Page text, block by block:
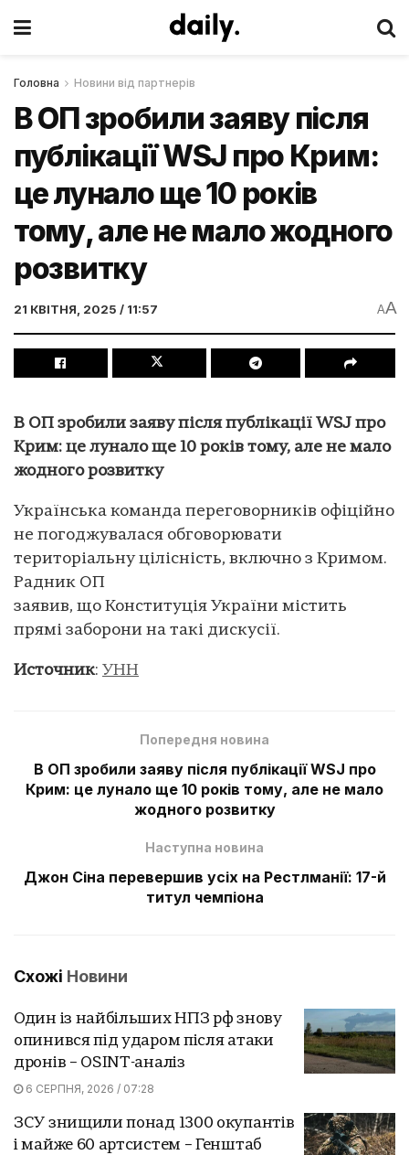
Головна Новини від партнерів
В ОП зробили заяву після
публікації WSJ про Крим:
це лунало ще 10 років
тому, але не мало жодного
розвитку
21 КВІТНЯ, 2025 / 11:57 AA
В ОП зробили заяву після публікації WSJ про
Крим: це лунало ще 10 років тому, але не мало
жодного розвитку
Українська команда переговорників офіційно
не погоджувалася обговорювати
територіальну цілісність, включно з Кримом.
Радник ОП
заявив, що Конституція України містить
прямі заборони на такі дискусії.
Источник: УНН
Попередня новина
В ОП зробили заяву після публікації WSJ про
Крим: це лунало ще 10 років тому, але не мало
жодного розвитку
Наступна новина
Джон Сіна перевершив усіх на Рестлманії: 17-й
титул чемпіона
Схожі Новини
Один із найбільших НПЗ рф знову
опинився під ударом після атаки
дронів – OSINT-аналіз
6 СЕРПНЯ, 2026 / 07:28
ЗСУ знищили понад 1300 окупантів
і майже 60 артсистем – Генштаб